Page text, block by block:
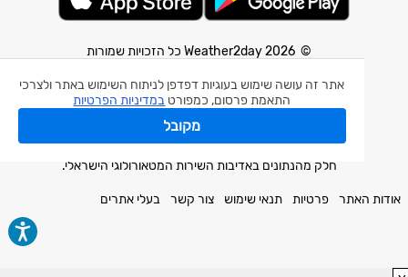
אתר זה עושה שימוש בעוגיות דפדפן לניתוח השימוש באתר ולצרכי
התאמת פרסום, כמפורט במדיניות הפרטיות
מקובל
© 2026 Weather2day כל הזכויות שמורות
אפליקצית מזג אוויר
אפליקצית רעידת אדמה
אפליקצית מכ"ם גשם
חלק מהנתונים באדיבות השירות המטאורולוגי הישראלי.
אודות האתר פרטיות תנאי שימוש צור קשר בעלי אתרים